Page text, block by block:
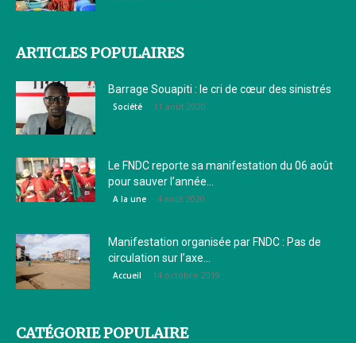
ARTICLES POPULAIRES
Barrage Souapiti : le cri de cœur des sinistrés
Société 11 août 2020
Le FNDC reporte sa manifestation du 06 août
pour sauver l’année...
A la une 4 août 2020
Manifestation organisée par FNDC : Pas de
circulation sur l’axe...
Accueil 14 octobre 2019
CATÉGORIE POPULAIRE